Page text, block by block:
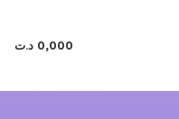
0,000 د.ت